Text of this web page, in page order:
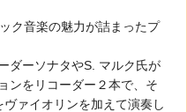
ク音楽の魅力が詰まったプ
ダーソナタやS. マルク氏が
ンをリコーダー２本で、そ
ァイオリンを加えて演奏し